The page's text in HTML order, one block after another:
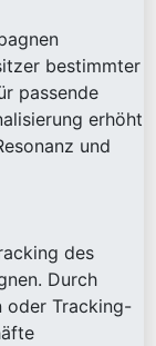
bestimmter
passende
erhöht
und
des
Durch
oder Tracking-